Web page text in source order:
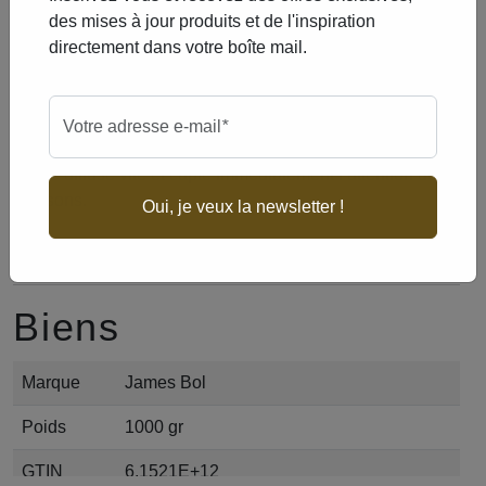
des mises à jour produits et de l'inspiration
directement dans votre boîte mail.
Votre adresse e-mail *obligatoire
Oui, je veux la newsletter !
La James Bol Pâte/Boule 2 est la pâte la plus aérée de
un niveau supérieur. Cette pâte crée un nuage attractif
dans l’eau et se dissout rapidement, ce qui en fait un
qui se diffuse vite et capte immédiatement l’attention des
Que vous visiez une session de pêche rapide ou de
Pâte/Boule 2 se prépare dans une proportion de un pour
idéale pour différentes espèces de poissons.
Sa rapidité de dissolution rend cette pâte non seulement
une diffusion prolongée des arômes, rendant l’appât tout
biens
Marque James Bol
poids 1000 gr
GTIN 6,1521E+12